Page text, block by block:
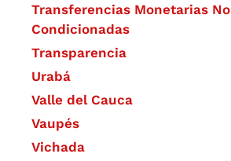
Transferencias Monetarias No
Condicionadas
Transparencia
Urabá
Valle del Cauca
Vaupés
Vichada